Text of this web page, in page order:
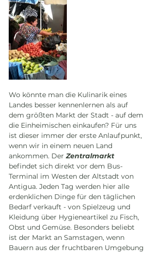
Wo könnte man die Kulinarik eines
Landes besser kennenlernen als auf
dem größten Markt der Stadt - auf dem
die Einheimischen einkaufen? Für uns
ist dieser immer der erste Anlaufpunkt,
wenn wir in einem neuen Land
ankommen. Der Zentralmarkt
befindet sich direkt vor dem Bus-
Terminal im Westen der Altstadt von
Antigua. Jeden Tag werden hier alle
erdenklichen Dinge für den täglichen
Bedarf verkauft - von Spielzeug und
Kleidung über Hygieneartikel zu Fisch,
Obst und Gemüse. Besonders beliebt
ist der Markt an Samstagen, wenn
Bauern aus der fruchtbaren Umgebung